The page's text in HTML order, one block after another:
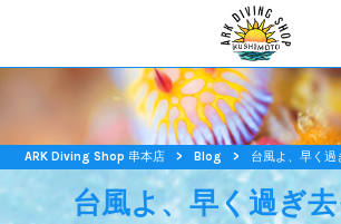
ARK Diving Shop 串本店 > Blog > 台風よ、早く過
台風よ、早く過ぎ去